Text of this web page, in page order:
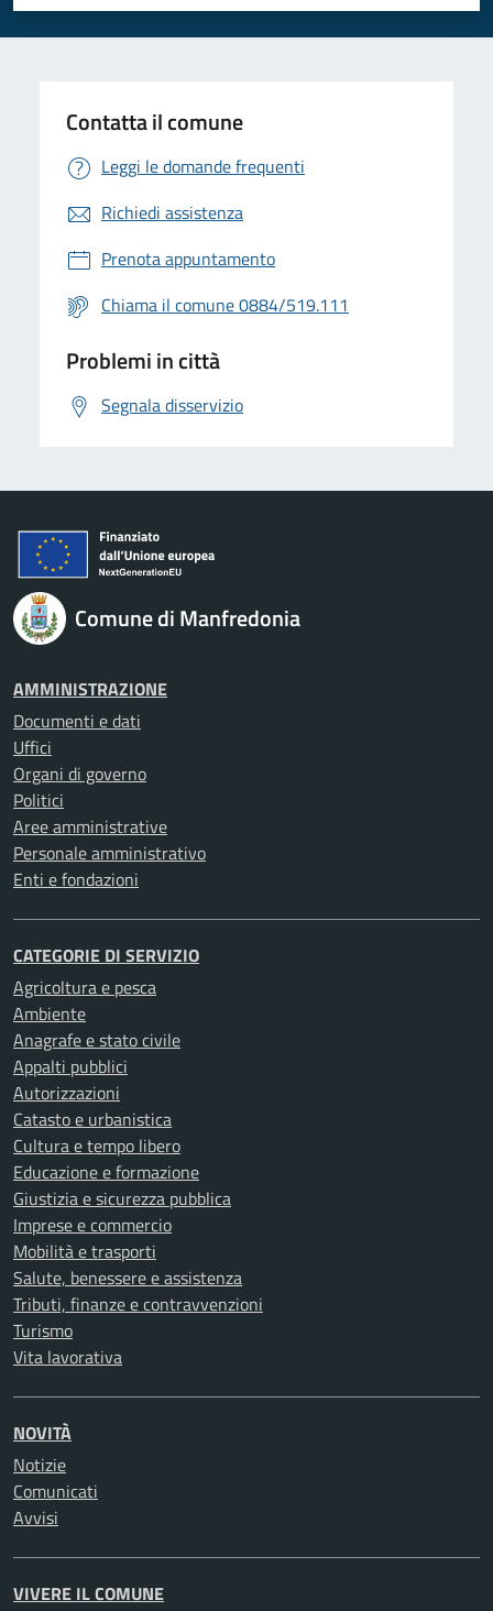
Valuta 5 stelle su 5
Valuta 4 stelle su 5
Valuta 3 stelle su 5
Valuta 2 stelle su 5
Valuta 1 stelle su 5
Contatta il comune
Leggi le domande frequenti
Richiedi assistenza
Prenota appuntamento
Chiama il comune 0884/519.111
Problemi in città
Segnala disservizio
Comune di Manfredonia
AMMINISTRAZIONE
Documenti e dati
Uffici
Organi di governo
Politici
Aree amministrative
Personale amministrativo
Enti e fondazioni
CATEGORIE DI SERVIZIO
Agricoltura e pesca
Ambiente
Anagrafe e stato civile
Appalti pubblici
Autorizzazioni
Catasto e urbanistica
Cultura e tempo libero
Educazione e formazione
Giustizia e sicurezza pubblica
Imprese e commercio
Mobilità e trasporti
Salute, benessere e assistenza
Tributi, finanze e contravvenzioni
Turismo
Vita lavorativa
NOVITÀ
Notizie
Comunicati
Avvisi
VIVERE IL COMUNE